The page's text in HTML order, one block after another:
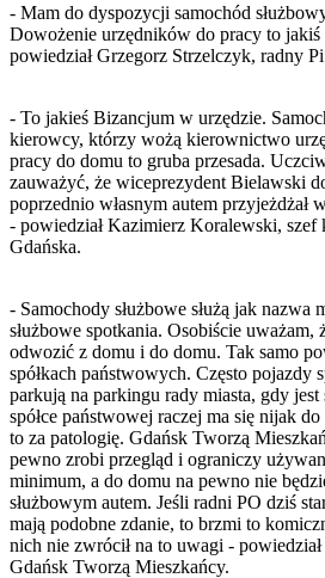
- Mam do dyspozycji samochód
Dowożenie urzędników do pracy to jakiś
powiedział Grzegorz Strzelczyk, radny
- To jakieś Bizancjum w urzędzie.
kierowcy, którzy wożą kierownictwo
pracy do domu to gruba przesada.
zauważyć, że wiceprezydent Bielawski
poprzednio własnym autem przyjeżdżał
- powiedział Kazimierz Koralewski, szef
Gdańska.
- Samochody służbowe służą jak nazwa
służbowe spotkania. Osobiście
odwozić z domu i do domu. Tak samo
spółkach państwowych. Często pojazdy
parkują na parkingu rady miasta, gdy
spółce państwowej raczej ma się nijak
to za patologię. Gdańsk Tworzą
pewno zrobi przegląd i ograniczy
minimum, a do domu na pewno nie
służbowym autem. Jeśli radni PO dziś
mają podobne zdanie, to brzmi to
nich nie zwrócił na to uwagi -
Gdańsk Tworzą Mieszkańcy.